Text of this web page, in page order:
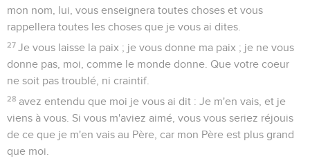
mon nom, lui, vous enseignera toutes choses et vous
rappellera toutes les choses que je vous ai dites.
27 Je vous laisse la paix ; je vous donne ma paix ; je ne vous
donne pas, moi, comme le monde donne. Que votre coeur
ne soit pas troublé, ni craintif.
28 avez entendu que moi je vous ai dit : Je m'en vais, et je
viens à vous. Si vous m'aviez aimé, vous vous seriez réjouis
de ce que je m'en vais au Père, car mon Père est plus grand
que moi.